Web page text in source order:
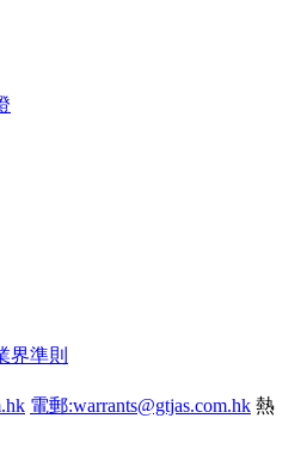
界準則
電郵:warrants@gtjas.com.hk 熱